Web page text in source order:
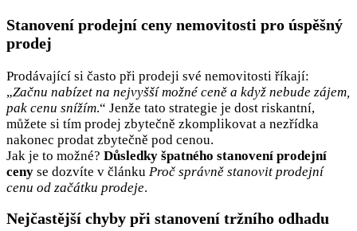
Stanovení prodejní ceny nemovitosti pro úspěšný
prodej
Prodávající si často při prodeji své nemovitosti říkají:
„Začnu nabízet na nejvyšší možné ceně a když nebude zájem,
pak cenu snížím.“ Jenže tato strategie je dost riskantní,
můžete si tím prodej zbytečně zkomplikovat a nezřídka
nakonec prodat zbytečně pod cenou.
Jak je to možné? Důsledky špatného stanovení prodejní
ceny se dozvíte v článku Proč správně stanovit prodejní
cenu od začátku prodeje.
Nejčastější chyby při stanovení tržního odhadu